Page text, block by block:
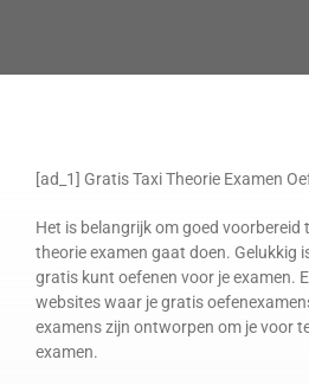
[ad_1] Gratis Taxi Theorie Examen
Het is belangrijk om goed voorbereid
theorie examen gaat doen. Gelukkig
gratis kunt oefenen voor je examen.
websites waar je gratis
examens zijn ontworpen om je voor
examen.